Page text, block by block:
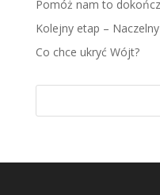
Pomóż nam to
Kolejny etap –
Co chce ukryć Wójt?